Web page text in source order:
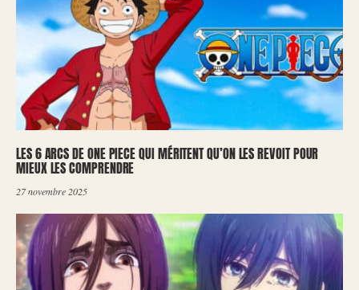
LES 6 ARCS DE ONE PIECE QUI MÉRITENT QU’ON LES REVOIT POUR
MIEUX LES COMPRENDRE
27 novembre 2025